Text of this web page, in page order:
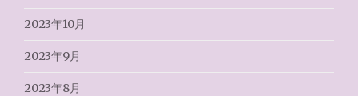
2023年10月
2023年9月
2023年8月